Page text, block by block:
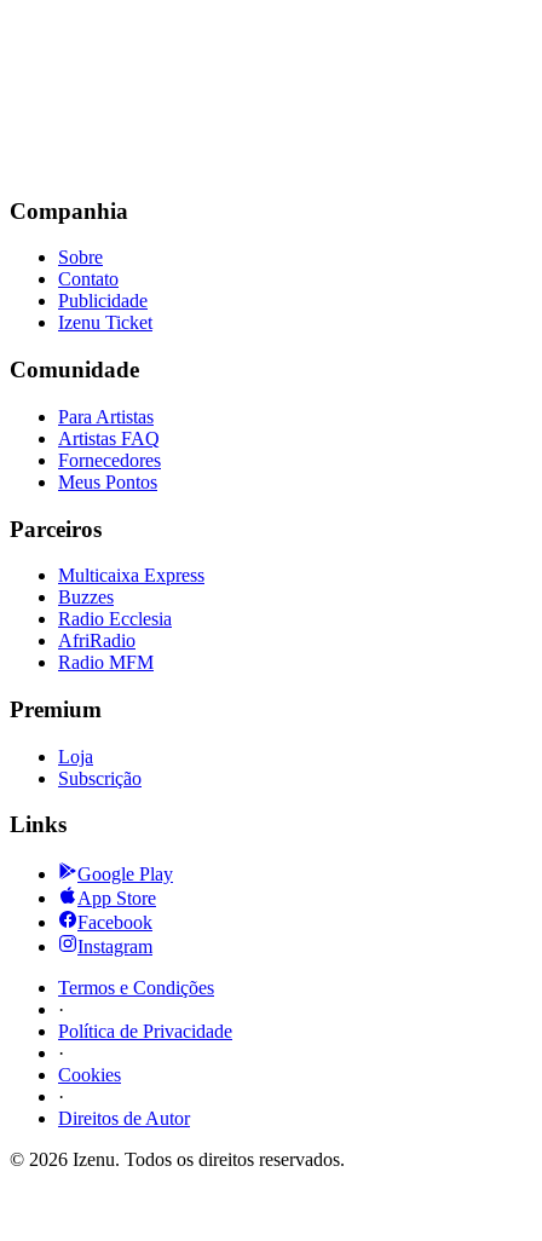
Companhia
Sobre
Contato
Publicidade
Izenu Ticket
Comunidade
Para Artistas
Artistas FAQ
Fornecedores
Meus Pontos
Parceiros
Multicaixa Express
Buzzes
Radio Ecclesia
AfriRadio
Radio MFM
Premium
Loja
Subscrição
Links
Google Play
App Store
Facebook
Instagram
Termos e Condições
·
Política de Privacidade
·
Cookies
·
Direitos de Autor
© 2026 Izenu. Todos os direitos reservados.